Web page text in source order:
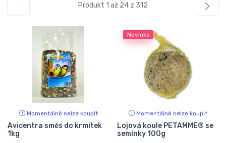
Produkt 1 až 24 z 312
Momentálně nelze koupit
Avicentra směs do krmítek
1kg
Novinka
Momentálně nelze koupit
Lojová koule PETAMME® se
semínky 100g